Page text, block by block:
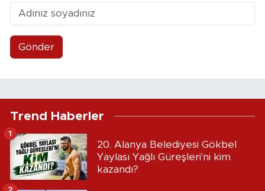
Gönder
Trend Haberler
20. Alanya Belediyesi Gökbel
Yaylası Yağlı Güreşleri'ni kim
kazandı?
1